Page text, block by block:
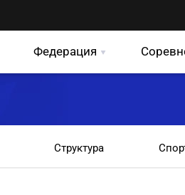
Федерация
Структура